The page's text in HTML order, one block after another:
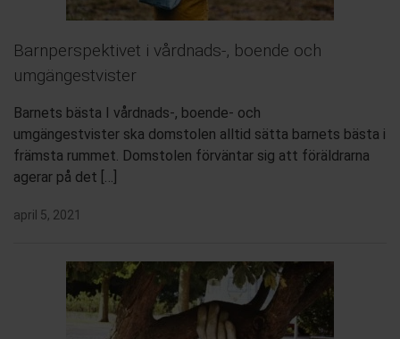
Barnperspektivet i vårdnads-, boende och
umgängestvister
Barnets bästa I vårdnads-, boende- och
umgängestvister ska domstolen alltid sätta barnets bästa i
främsta rummet. Domstolen förväntar sig att föräldrarna
agerar på det […]
april 5, 2021